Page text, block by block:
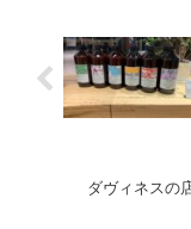
ダヴィネスの